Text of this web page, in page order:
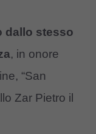
dallo stesso
, in onore
“San
Zar Pietro il